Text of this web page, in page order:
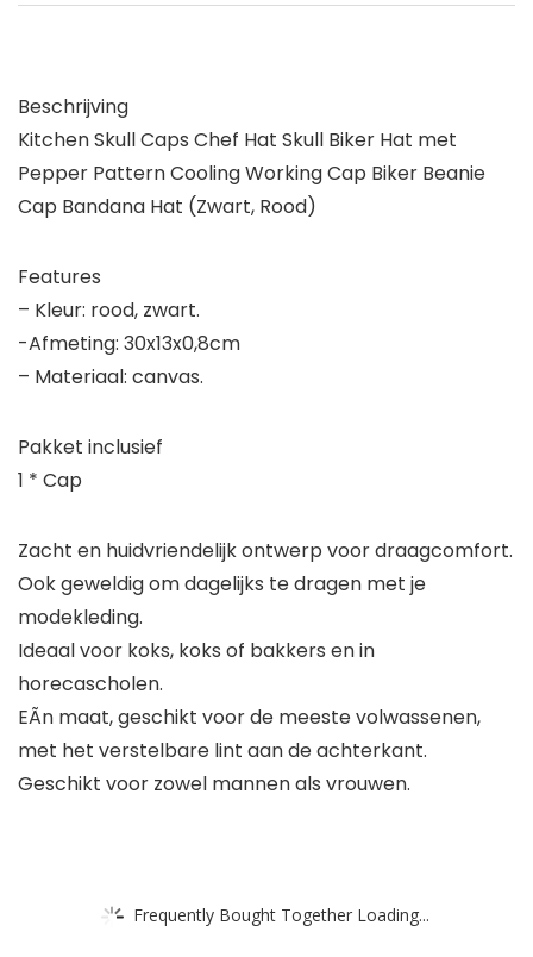
Beschrijving
Kitchen Skull Caps Chef Hat Skull Biker Hat met
Pepper Pattern Cooling Working Cap Biker Beanie
Cap Bandana Hat (Zwart, Rood)
Features
– Kleur: rood, zwart.
-Afmeting: 30x13x0,8cm
– Materiaal: canvas.
Pakket inclusief
1 * Cap
Zacht en huidvriendelijk ontwerp voor draagcomfort.
Ook geweldig om dagelijks te dragen met je
modekleding.
Ideaal voor koks, koks of bakkers en in
horecascholen.
EÃn maat, geschikt voor de meeste volwassenen,
met het verstelbare lint aan de achterkant.
Geschikt voor zowel mannen als vrouwen.
Frequently Bought Together Loading...